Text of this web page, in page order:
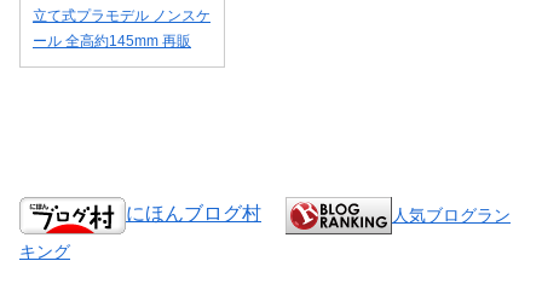
立て式プラモデル ノンスケ
ール 全高約145mm 再販
にほんブログ村
人気ブログラン
キング